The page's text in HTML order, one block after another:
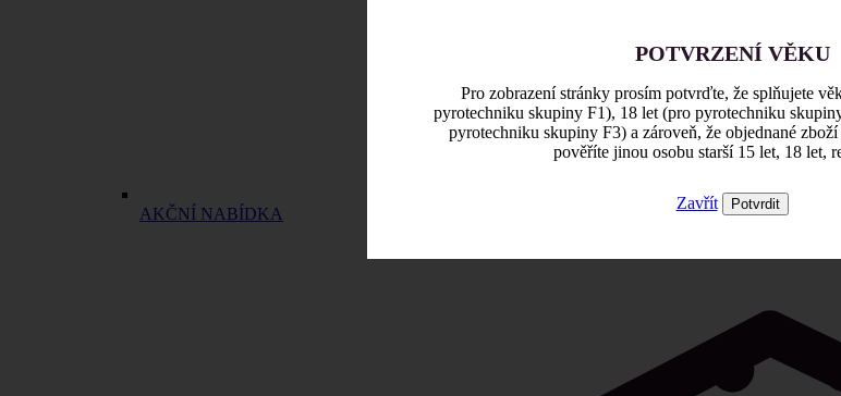
AKČNÍ NABÍDKA
POTVRZENÍ VĚKU
Pro zobrazení stránky prosím potvrďte, že splňujete
pyrotechniku skupiny F1), 18 let (pro pyrotechniku
pyrotechniku skupiny F3) a zároveň, že objednané
pověříte jinou osobu starší 15 let, 18 let,
Zavřít Potvrdit